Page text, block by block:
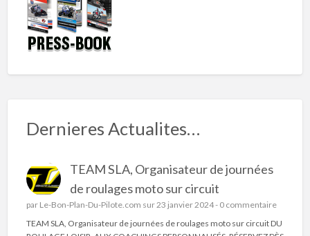
Dernieres Actualites…
TEAM SLA, Organisateur de journées
de roulages moto sur circuit
par Le-Bon-Plan-Du-Pilote.com sur 23 janvier 2024 - 0 commentaire
TEAM SLA, Organisateur de journées de roulages moto sur circuit DU